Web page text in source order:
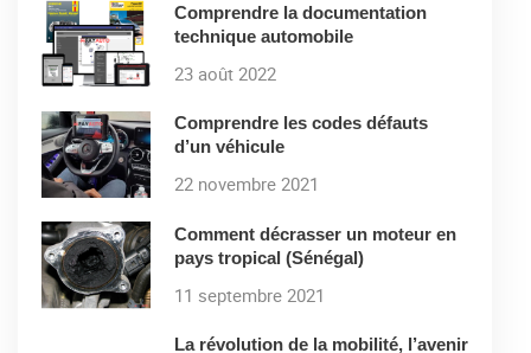
Comprendre la documentation
technique automobile
23 août 2022
Comprendre les codes défauts
d’un véhicule
22 novembre 2021
Comment décrasser un moteur en
pays tropical (Sénégal)
11 septembre 2021
La révolution de la mobilité, l’avenir